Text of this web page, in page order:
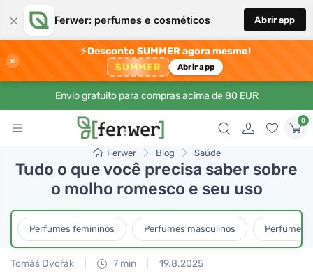
× Ferwer: perfumes e cosméticos Abrir app
×
⚡Desconto SUMMER agora mesmo!
SUMMER Abrir app
Envio gratuito para compras acima de 80 EUR
0
Ferwer Blog Saúde
Tudo o que você precisa saber sobre
o molho romesco e seu uso
Perfumes femininos Perfumes masculinos Perfumes
Tomáš Dvořák 7 min 19.8.2025